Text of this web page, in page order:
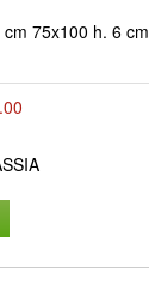
75x100 h. 6 cm